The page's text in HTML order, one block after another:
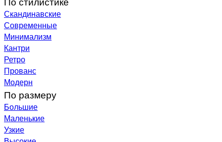
Скандинавские
Современные
Минимализм
Кантри
Ретро
Прованс
Модерн
По размеру
Большие
Маленькие
Узкие